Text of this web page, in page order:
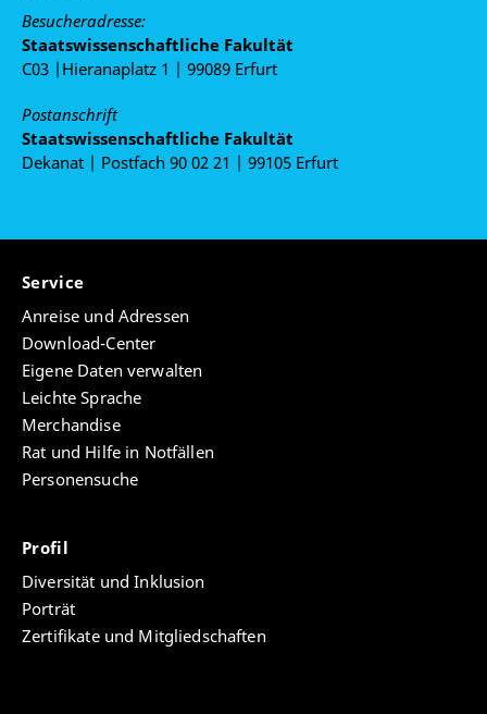
Besucheradresse:
Staatswissenschaftliche Fakultät
C03 |Hieranaplatz 1 | 99089 Erfurt
Postanschrift
Staatswissenschaftliche Fakultät
Dekanat | Postfach 90 02 21 | 99105 Erfurt
Service
Anreise und Adressen
Download-Center
Eigene Daten verwalten
Leichte Sprache
Merchandise
Rat und Hilfe in Notfällen
Personensuche
Profil
Diversität und Inklusion
Porträt
Zertifikate und Mitgliedschaften